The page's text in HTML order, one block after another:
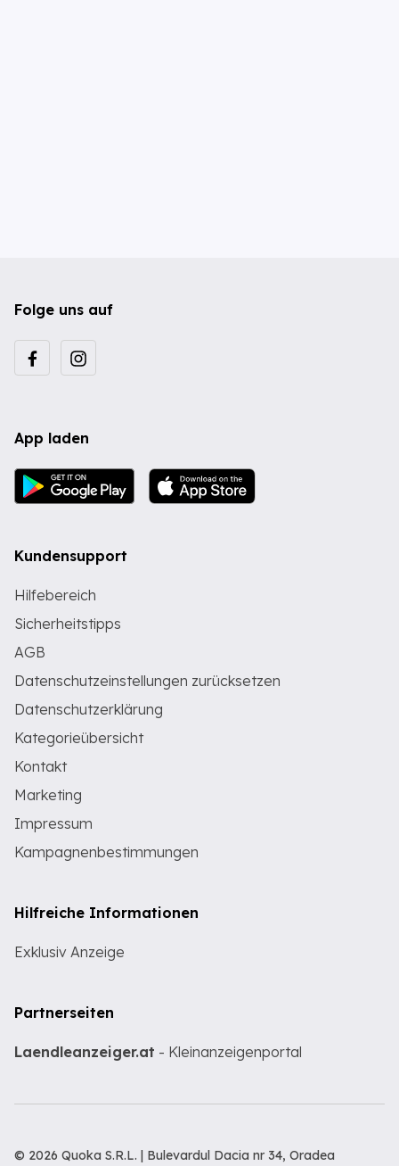
Folge uns auf
App laden
Kundensupport
Hilfebereich
Sicherheitstipps
AGB
Datenschutzeinstellungen zurücksetzen
Datenschutzerklärung
Kategorieübersicht
Kontakt
Marketing
Impressum
Kampagnenbestimmungen
Hilfreiche Informationen
Exklusiv Anzeige
Partnerseiten
Laendleanzeiger.at - Kleinanzeigenportal
© 2026 Quoka S.R.L. | Bulevardul Dacia nr 34, Oradea